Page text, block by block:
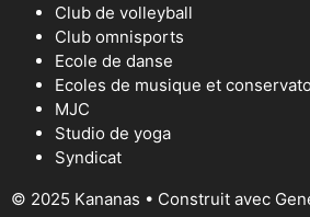
Club de volleyball
Club omnisports
Ecole de danse
Ecoles de musique et
MJC
Studio de yoga
Syndicat
© 2025 Kananas • Construit avec